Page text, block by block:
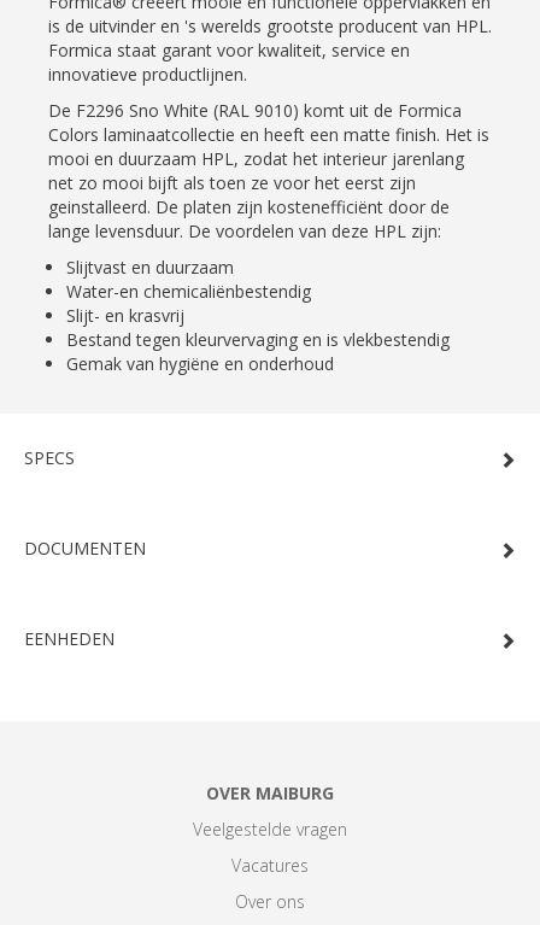
is de uitvinder en 's werelds grootste producent van HPL.
Formica staat garant voor kwaliteit, service en
innovatieve productlijnen.
De F2296 Sno White (RAL 9010) komt uit de Formica
Colors laminaatcollectie en heeft een matte finish. Het is
mooi en duurzaam HPL, zodat het interieur jarenlang
net zo mooi bijft als toen ze voor het eerst zijn
geinstalleerd. De platen zijn kostenefficiënt door de
lange levensduur. De voordelen van deze HPL zijn:
Slijtvast en duurzaam
Water-en chemicaliënbestendig
Slijt- en krasvrij
Bestand tegen kleurvervaging en is vlekbestendig
Gemak van hygiëne en onderhoud
SPECS
DOCUMENTEN
EENHEDEN
OVER MAIBURG
Veelgestelde vragen
Vacatures
Over ons